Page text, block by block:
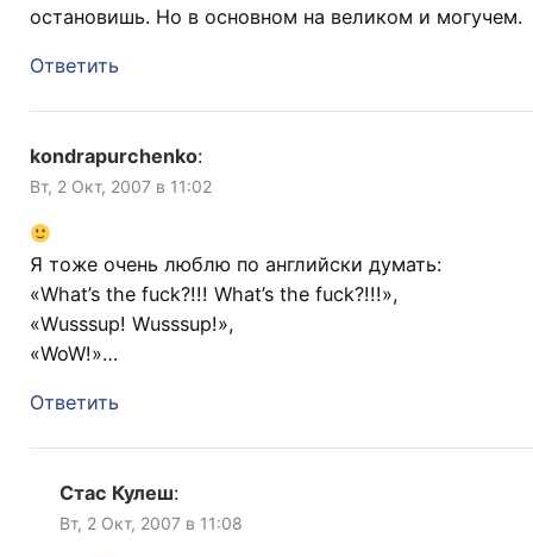
остановишь. Но в основном на великом и могучем.
Ответить
kondrapurchenko:
Вт, 2 Окт, 2007 в 11:02
Я тоже очень люблю по английски думать:
«What’s the fuck?!!! What’s the fuck?!!!»,
«Wusssup! Wusssup!»,
«WoW!»…
Ответить
Стас Кулеш:
Вт, 2 Окт, 2007 в 11:08